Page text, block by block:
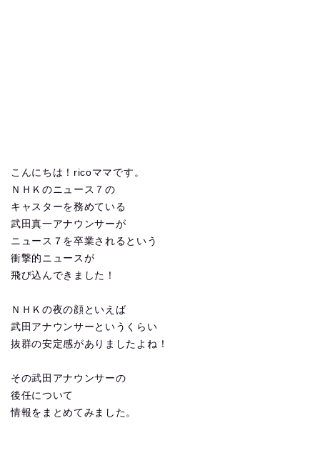
こんにちは！ricoママです。
ＮＨＫのニュース７の
キャスターを務めている
武田真一アナウンサーが
ニュース７を卒業されるという
衝撃的ニュースが
飛び込んできました！
ＮＨＫの夜の顔といえば
武田アナウンサーというくらい
抜群の安定感がありましたよね！
その武田アナウンサーの
後任について
情報をまとめてみました。